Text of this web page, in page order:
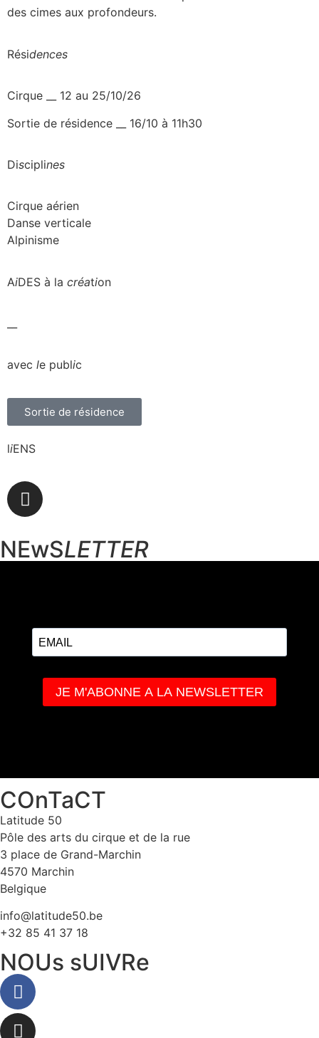
des cimes aux profondeurs.
Résidences
Cirque __ 12 au 25/10/26
Sortie de résidence __ 16/10 à 11h30
Disciplines
Cirque aérien
Danse verticale
Alpinisme
AiDES à la création
avec le public
Sortie de résidence
liENS
NEwSLETTER
COnTaCT
Latitude 50
Pôle des arts du cirque et de la rue
3 place de Grand-Marchin
4570 Marchin
Belgique
info@latitude50.be
+32 85 41 37 18
NOUs sUIVRe